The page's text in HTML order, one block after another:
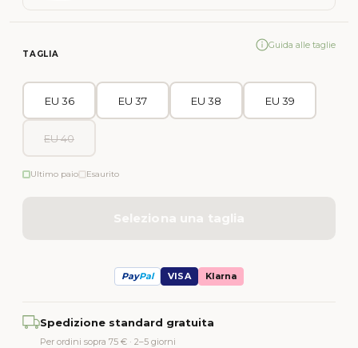
TAGLIA
Guida alle taglie
EU 36 EU 37 EU 38 EU 39
EU 40
Ultimo paio Esaurito
Seleziona una taglia
PayPal VISA Klarna
Spedizione standard gratuita
Per ordini sopra 75 € · 2–5 giorni